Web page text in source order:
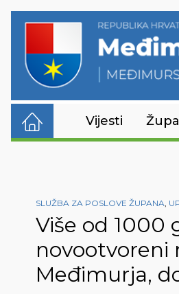
Vijesti
SLUŽBA ZA POSLOVE ŽUPANA,
Više od 1000
novootvoreni
Međimurja,